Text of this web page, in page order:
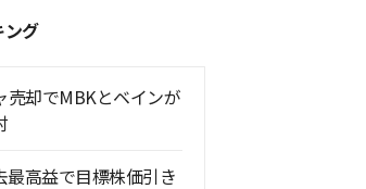
ング
売却でMBKとベインが
最高益で目標株価引き